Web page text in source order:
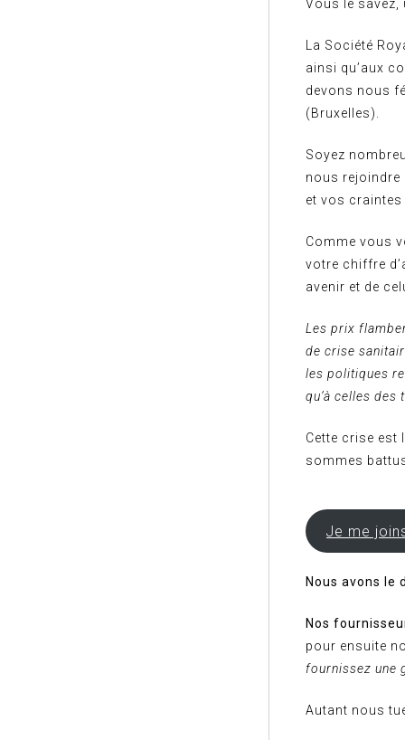
Vous le savez,
La Société
ainsi qu’aux
devons nous
(Bruxelles).
Soyez
nous rejoindre
et vos
Comme vous
votre chiffre
avenir et de
Les prix
de crise
les politiques
qu’à celles
Cette crise est
sommes
Je me
Nous avons le
Nos
pour ensuite
fournissez une
Autant nous